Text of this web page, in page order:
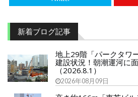
新着ブログ記事
地上29階「パークタワ
建設状況！朝潮運河に
（2026.8.1）
2026年08月09日